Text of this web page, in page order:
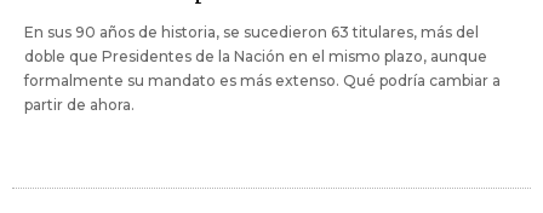
En sus 90 años de historia, se sucedieron 63 titulares, más del
doble que Presidentes de la Nación en el mismo plazo, aunque
formalmente su mandato es más extenso. Qué podría cambiar a
partir de ahora.